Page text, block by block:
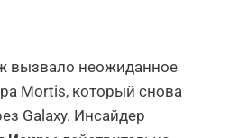
вызвало неожиданное
Mortis, который снова
Galaxy. Инсайдер